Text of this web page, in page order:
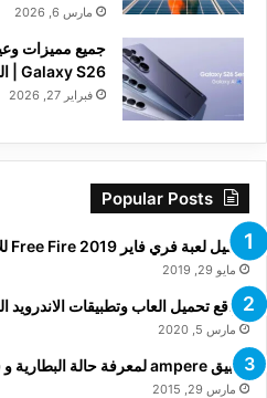
مارس 6, 2026
Galaxy S26 | التحليل الشامل 2026
فبراير 27, 2026
Popular Posts
تحميل لعبة فري فاير Free Fire 2019 للاندرويد والكمبيوتر مجانا
مايو 29, 2019
مواقع تحميل العاب وتطبيقات الاندرويد
مارس 5, 2020
تطبيق ampere لمعرفة حالة البطارية و سرعة الشحن
مارس 29, 2015